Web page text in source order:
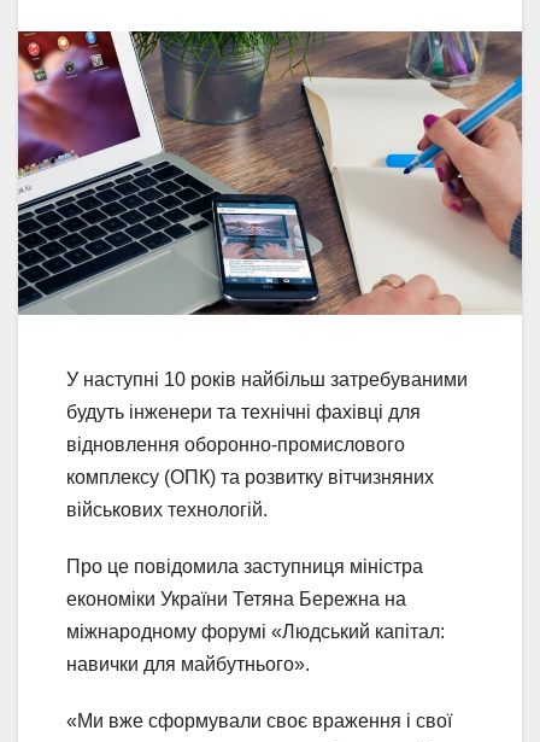
У наступні 10 років найбільш затребуваними
будуть інженери та технічні фахівці для
відновлення оборонно-промислового
комплексу (ОПК) та розвитку вітчизняних
військових технологій.
Про це повідомила заступниця міністра
економіки України Тетяна Бережна на
міжнародному форумі «Людський капітал:
навички для майбутнього».
«Ми вже сформували своє враження і свої